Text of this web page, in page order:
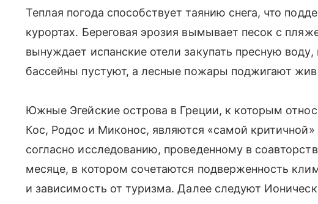
Теплая погода способствует таянию снега, что
курортах. Береговая эрозия вымывает песок с
вынуждает испанские отели закупать пресную
бассейны пустуют, а лесные пожары поджигают
Южные Эгейские острова в Греции, к которым
Кос, Родос и Миконос, являются «самой критичной»
согласно исследованию, проведенному в
месяце, в котором сочетаются подверженность
и зависимость от туризма. Далее следуют